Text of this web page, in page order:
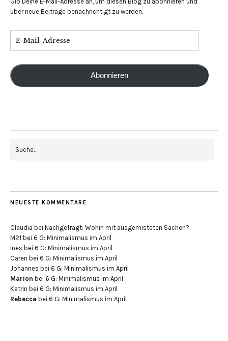
über neue Beiträge benachrichtigt zu werden.
Abonnieren
NEUESTE KOMMENTARE
Claudia bei Nachgefragt: Wohin mit ausgemisteten Sachen?
M21 bei 6 G: Minimalismus im April
Ines bei 6 G: Minimalismus im April
Caren bei 6 G: Minimalismus im April
Johannes bei 6 G: Minimalismus im April
Marion bei 6 G: Minimalismus im April
Katrin bei 6 G: Minimalismus im April
Rebecca bei 6 G: Minimalismus im April